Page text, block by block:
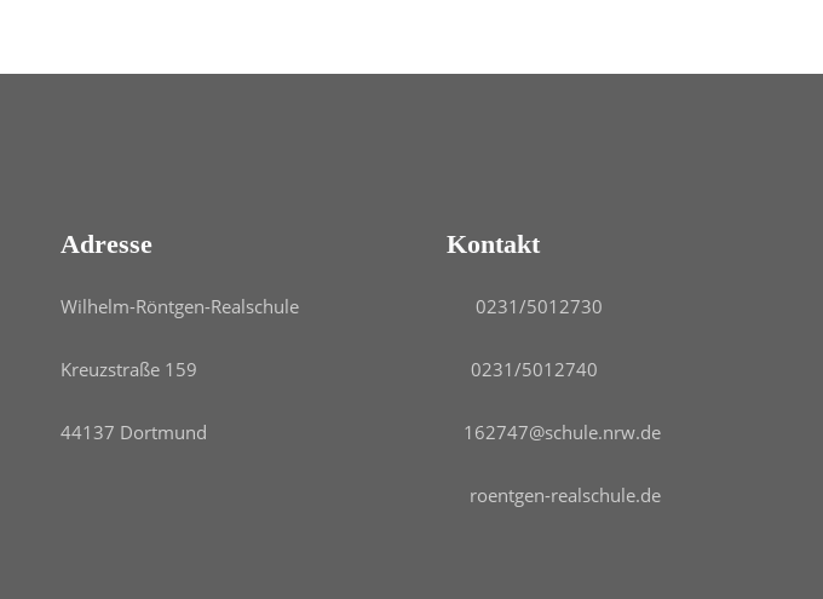
Adresse
Wilhelm-Röntgen-Realschule
Kreuzstraße 159
44137 Dortmund
Kontakt
0231/5012730
0231/5012740
162747@schule.nrw.de
roentgen-realschule.de